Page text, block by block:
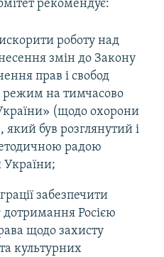
рекомендує:
роботу над
змін до Закону
прав і свобод
режим на тимчасово
(щодо охорони
був розглянутий і
радою
України;
забезпечити
Росією
щодо захисту
культурних